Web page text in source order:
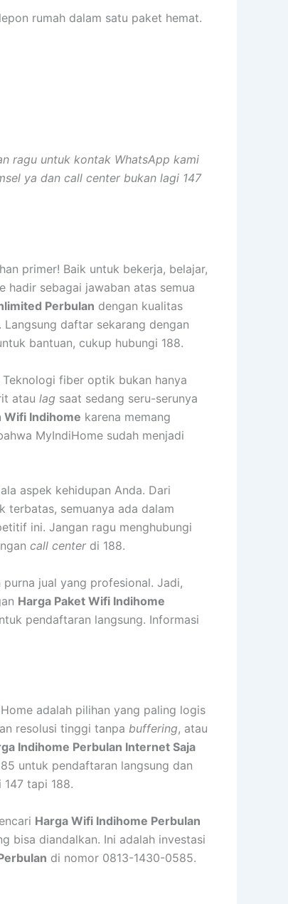
rumah dalam satu paket hemat.
ragu untuk kontak WhatsApp kami
ya dan call center bukan lagi 147
primer! Baik untuk bekerja, belajar,
hadir sebagai jawaban atas semua
Perbulan dengan kualitas
daftar sekarang dengan
bantuan, cukup hubungi 188.
fiber optik bukan hanya
atau lag saat sedang seru-serunya
Wifi Indihome karena memang
MyIndiHome sudah menjadi
aspek kehidupan Anda. Dari
terbatas, semuanya ada dalam
ini. Jangan ragu menghubungi
call centerdi 188.
jual yang profesional. Jadi,
Harga Paket Wifi Indihome
pendaftaran langsung. Informasi
adalah pilihan yang paling logis
resolusi tinggi tanpa buffering, atau
Indihome Perbulan Internet Saja
untuk pendaftaran langsung dan
tapi 188.
Harga Wifi Indihome Perbulan
bisa diandalkan. Ini adalah investasi
di nomor 0813-1430-0585.